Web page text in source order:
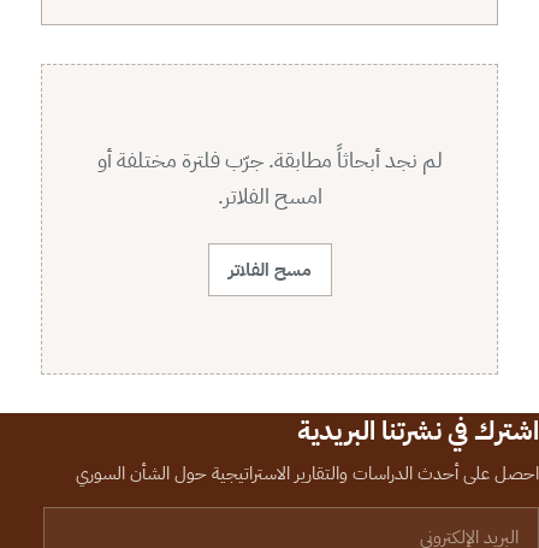
لم نجد أبحاثاً مطابقة. جرّب فلترة مختلفة أو
امسح الفلاتر.
مسح الفلاتر
اشترك في نشرتنا البريدية
احصل على أحدث الدراسات والتقارير الاستراتيجية حول الشأن السوري